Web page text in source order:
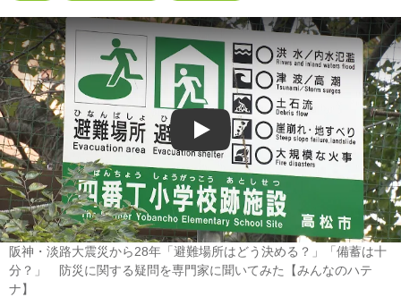
Play
阪神・淡路大震災から28年「避難場所はどう決める？」「備蓄は十
分？」 防災に関する疑問を専門家に聞いてみた【みんなのハテ
ナ】